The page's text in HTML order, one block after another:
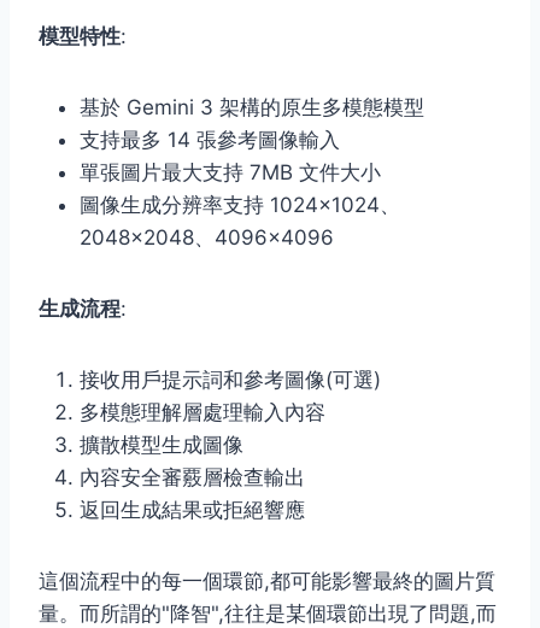
模型特性:
基於 Gemini 3 架構的原生多模態模型
支持最多 14 張參考圖像輸入
單張圖片最大支持 7MB 文件大小
圖像生成分辨率支持 1024×1024、
2048×2048、4096×4096
生成流程:
接收用戶提示詞和參考圖像(可選)
多模態理解層處理輸入內容
擴散模型生成圖像
內容安全審覈層檢查輸出
返回生成結果或拒絕響應
這個流程中的每一個環節,都可能影響最終的圖片質
量。而所謂的"降智",往往是某個環節出現了問題,而